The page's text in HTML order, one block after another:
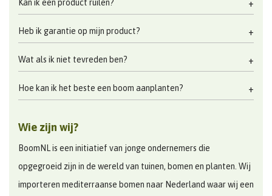
Kan ik een product ruilen?
Heb ik garantie op mijn product?
Wat als ik niet tevreden ben?
Hoe kan ik het beste een boom aanplanten?
Wie zijn wij?
BoomNL is een initiatief van jonge ondernemers die
opgegroeid zijn in de wereld van tuinen, bomen en planten. Wij
importeren mediterraanse bomen naar Nederland waar wij een